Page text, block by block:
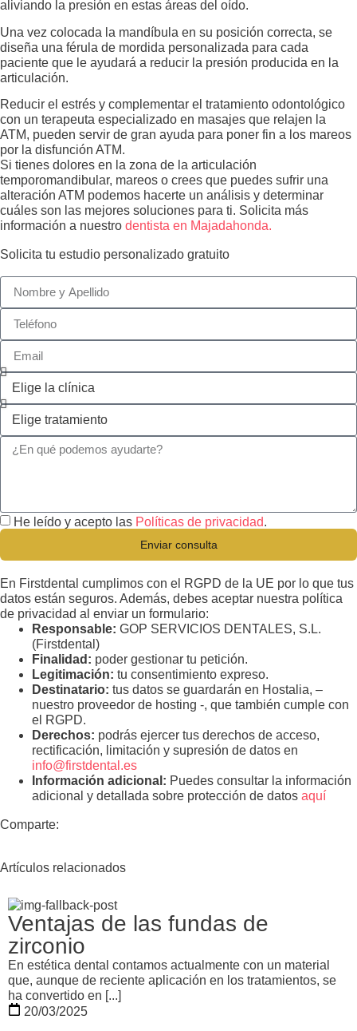
aliviando la presión en estas áreas del oído.
Una vez colocada la mandíbula en su posición correcta, se
diseña una férula de mordida personalizada para cada
paciente que le ayudará a reducir la presión producida en la
articulación.
Reducir el estrés y complementar el tratamiento odontológico
con un terapeuta especializado en masajes que relajen la
ATM, pueden servir de gran ayuda para poner fin a los mareos
por la disfunción ATM.
Si tienes dolores en la zona de la articulación
temporomandibular, mareos o crees que puedes sufrir una
alteración ATM podemos hacerte un análisis y determinar
cuáles son las mejores soluciones para ti. Solicita más
información a nuestro dentista en Majadahonda.
Solicita tu estudio personalizado gratuito
He leído y acepto las Políticas de privacidad.
Enviar consulta
En Firstdental cumplimos con el RGPD de la UE por lo que tus
datos están seguros. Además, debes aceptar nuestra política
de privacidad al enviar un formulario:
Responsable: GOP SERVICIOS DENTALES, S.L.
(Firstdental)
Finalidad: poder gestionar tu petición.
Legitimación: tu consentimiento expreso.
Destinatario: tus datos se guardarán en Hostalia, –
nuestro proveedor de hosting -, que también cumple con
el RGPD.
Derechos: podrás ejercer tus derechos de acceso,
rectificación, limitación y supresión de datos en
info@firstdental.es
Información adicional: Puedes consultar la información
adicional y detallada sobre protección de datos aquí
Comparte:
Artículos relacionados
Ventajas de las fundas de
zirconio
En estética dental contamos actualmente con un material
que, aunque de reciente aplicación en los tratamientos, se
ha convertido en [...]
20/03/2025